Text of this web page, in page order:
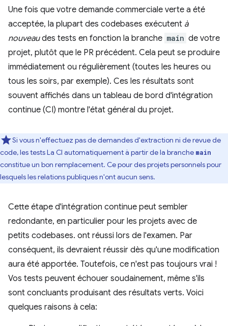
Une fois que votre demande commerciale verte a été
acceptée, la plupart des codebases exécutent à
nouveaudes tests en fonction la branche main de votre
projet, plutôt que le PR précédent. Cela peut se produire
immédiatement ou régulièrement (toutes les heures ou
tous les soirs, par exemple). Ces les résultats sont
souvent affichés dans un tableau de bord d'intégration
continue (CI) montre l'état général du projet.
Si vous n'effectuez pas de demandes d'extraction ni de revue de
code, les tests La CI automatiquement à partir de la branche main
constitue un bon remplacement. Ce pour des projets personnels pour
lesquels les relations publiques n'ont aucun sens.
Cette étape d'intégration continue peut sembler
redondante, en particulier pour les projets avec de
petits codebases. ont réussi lors de l'examen. Par
conséquent, ils devraient réussir dès qu'une modification
aura été apportée. Toutefois, ce n'est pas toujours vrai !
Vos tests peuvent échouer soudainement, même s'ils
sont concluants produisant des résultats verts. Voici
quelques raisons à cela: